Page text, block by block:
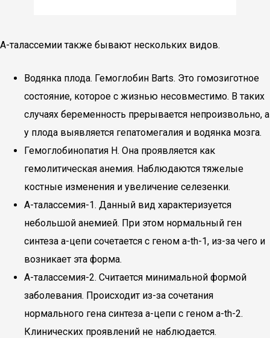
А-талассемии также бывают нескольких видов.
Водянка плода. Гемоглобин Barts. Это гомозиготное
состояние, которое с жизнью несовместимо. В таких
случаях беременность прерывается непроизвольно, а
у плода выявляется гепатомегалия и водянка мозга.
Гемоглобинопатия H. Она проявляется как
гемолитическая анемия. Наблюдаются тяжелые
костные изменения и увеличение селезенки.
А-талассемия-1. Данный вид характеризуется
небольшой анемией. При этом нормальный ген
синтеза а-цепи сочетается с геном a-th-1, из-за чего и
возникает эта форма.
А-талассемия-2. Считается минимальной формой
заболевания. Происходит из-за сочетания
нормального гена синтеза а-цепи с геном a-th-2.
Клинических проявлений не наблюдается.